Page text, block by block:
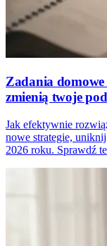
Zadania
zmienią twoje
Jak efektywnie
nowe strategie,
2026 roku. Sprawdź